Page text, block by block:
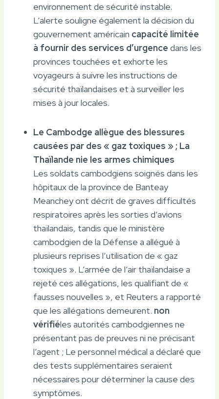
environnement de sécurité instable.
L’alerte souligne également la décision du
gouvernement américain capacité limitée
à fournir des services d’urgence dans les
provinces touchées et exhorte les
voyageurs à suivre les instructions de
sécurité thaïlandaises et à surveiller les
mises à jour locales.
Le Cambodge allègue des blessures
causées par des « gaz toxiques » ; La
Thaïlande nie les armes chimiques
Les soldats cambodgiens soignés dans les
hôpitaux de la province de Banteay
Meanchey ont décrit de graves difficultés
respiratoires après les sorties d’avions
thaïlandais, tandis que le ministère
cambodgien de la Défense a allégué à
plusieurs reprises l’utilisation de « gaz
toxiques ». L’armée de l’air thaïlandaise a
rejeté ces allégations, les qualifiant de «
fausses nouvelles », et Reuters a rapporté
que les allégations demeurent. non
vérifiéles autorités cambodgiennes ne
présentant pas de preuves ni ne précisant
l’agent ; Le personnel médical a déclaré que
des tests supplémentaires seraient
nécessaires pour déterminer la cause des
symptômes.